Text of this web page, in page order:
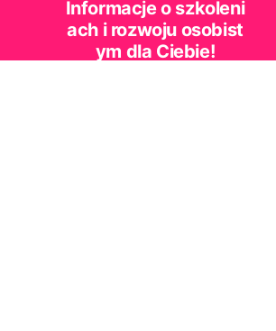
Informacje o szkoleni
ach i rozwoju osobist
ym dla Ciebie!